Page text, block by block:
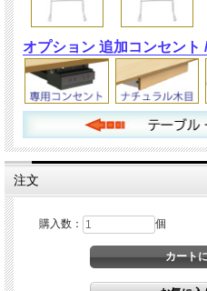
オプション 追加コンセント
注文
購入数： 個